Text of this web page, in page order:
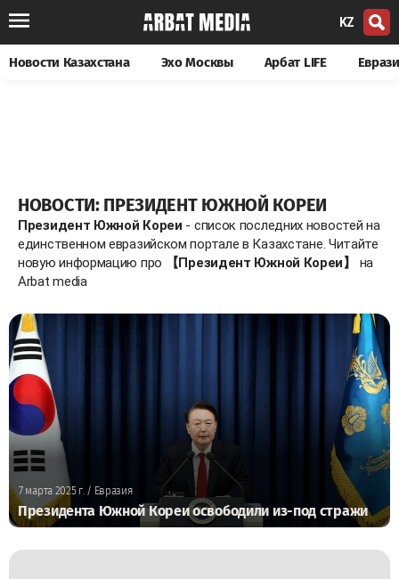
KZ
Новости Казахстана Эхо Москвы Арбат LIFE
НОВОСТИ: ПРЕЗИДЕНТ ЮЖНОЙ КОРЕИ
Президент Южной Кореи - список последних новостей на
единственном евразийском портале в Казахстане. Читайте
новую информацию про
【Президент Южной Кореи】
на
Arbat media
7 марта 2025 г./ Евразия
Президента Южной Кореи освободили из-под стражи